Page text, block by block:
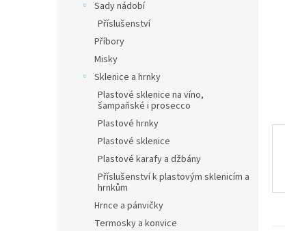
Sady nádobí
Příslušenství
Příbory
Misky
Sklenice a hrnky
Plastové sklenice na víno,
šampaňské i prosecco
Plastové hrnky
Plastové sklenice
Plastové karafy a džbány
Příslušenství k plastovým sklenicím a
hrnkům
Hrnce a pánvičky
Termosky a konvice